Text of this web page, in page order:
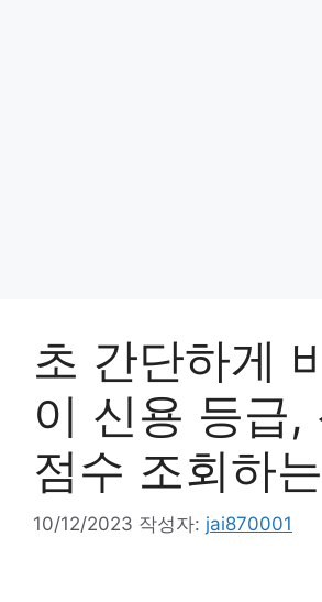
초 간단하게
이 신용 등급,
점수 조회하
10/12/2023 작성자: jai870001